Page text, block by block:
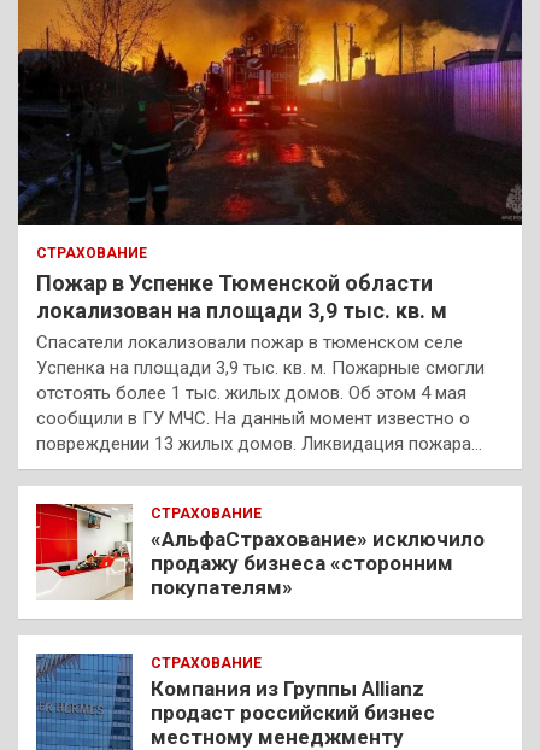
СТРАХОВАНИЕ
Пожар в Успенке Тюменской области
локализован на площади 3,9 тыс. кв. м
Спасатели локализовали пожар в тюменском селе
Успенка на площади 3,9 тыс. кв. м. Пожарные смогли
отстоять более 1 тыс. жилых домов. Об этом 4 мая
сообщили в ГУ МЧС. На данный момент известно о
повреждении 13 жилых домов. Ликвидация пожара…
СТРАХОВАНИЕ
«АльфаСтрахование» исключило
продажу бизнеса «сторонним
покупателям»
СТРАХОВАНИЕ
Компания из Группы Allianz
продаст российский бизнес
местному менеджменту